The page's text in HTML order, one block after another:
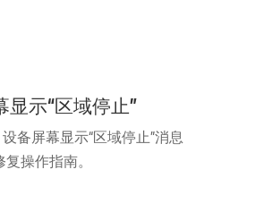
显示“区域停止”
备屏幕显示“区域停止”消息
操作指南。